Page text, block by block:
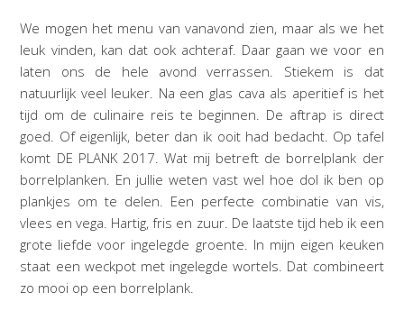
We mogen het menu van vanavond zien, maar als we het
leuk vinden, kan dat ook achteraf. Daar gaan we voor en
laten ons de hele avond verrassen. Stiekem is dat
natuurlijk veel leuker. Na een glas cava als aperitief is het
tijd om de culinaire reis te beginnen. De aftrap is direct
goed. Of eigenlijk, beter dan ik ooit had bedacht. Op tafel
komt DE PLANK 2017. Wat mij betreft de borrelplank der
borrelplanken. En jullie weten vast wel hoe dol ik ben op
plankjes om te delen. Een perfecte combinatie van vis,
vlees en vega. Hartig, fris en zuur. De laatste tijd heb ik een
grote liefde voor ingelegde groente. In mijn eigen keuken
staat een weckpot met ingelegde wortels. Dat combineert
zo mooi op een borrelplank.